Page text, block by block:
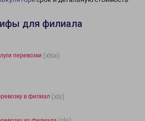
для филиала
перевозки (xlsx)
в филиал (xls)